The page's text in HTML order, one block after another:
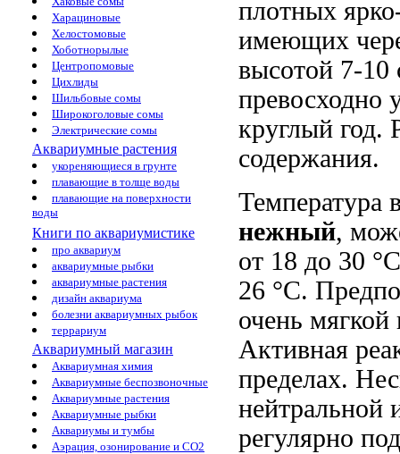
Харациновые
Хелостомовые
Хоботнорылые
Центропомовые
Цихлиды
Шильбовые сомы
Широкоголовые сомы
Электрические сомы
Аквариумные растения
укореняющиеся в грунте
плавающие в толще воды
плавающие на поверхности
воды
Книги по аквариумистике
про аквариум
аквариумные рыбки
аквариумные растения
дизайн аквариума
болезни аквариумных рыбок
террариум
Аквариумный магазин
Аквариумная химия
Аквариумные беспозвоночные
Аквариумные растения
Аквариумные рыбки
Аквариумы и тумбы
Аэрация, озонирование и CO2
плотных
имеющих
высотой 7-10
превосходно
круглый год.
содержания.
Температура
нежный,
от 18 до 30
26 °С.
очень мягкой
Активная
пределах.
нейтральной
регулярно